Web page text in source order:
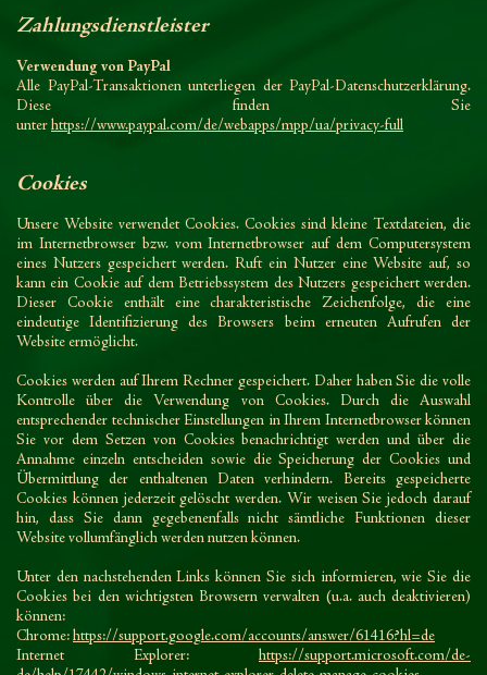
Zahlungsdienstleister
Verwendung von PayPal
Alle PayPal-Transaktionen unterliegen der PayPal-Datenschutzerklärung.
Diese finden Sie
unter https://www.paypal.com/de/webapps/mpp/ua/privacy-full
Cookies
Unsere Website verwendet Cookies. Cookies sind kleine Textdateien, die
im Internetbrowser bzw. vom Internetbrowser auf dem Computersystem
eines Nutzers gespeichert werden. Ruft ein Nutzer eine Website auf, so
kann ein Cookie auf dem Betriebssystem des Nutzers gespeichert werden.
Dieser Cookie enthält eine charakteristische Zeichenfolge, die eine
eindeutige Identifizierung des Browsers beim erneuten Aufrufen der
Website ermöglicht.
Cookies werden auf Ihrem Rechner gespeichert. Daher haben Sie die volle
Kontrolle über die Verwendung von Cookies. Durch die Auswahl
entsprechender technischer Einstellungen in Ihrem Internetbrowser können
Sie vor dem Setzen von Cookies benachrichtigt werden und über die
Annahme einzeln entscheiden sowie die Speicherung der Cookies und
Übermittlung der enthaltenen Daten verhindern. Bereits gespeicherte
Cookies können jederzeit gelöscht werden. Wir weisen Sie jedoch darauf
hin, dass Sie dann gegebenenfalls nicht sämtliche Funktionen dieser
Website vollumfänglich werden nutzen können.
Unter den nachstehenden Links können Sie sich informieren, wie Sie die
Cookies bei den wichtigsten Browsern verwalten (u.a. auch deaktivieren)
können:
Chrome: https://support.google.com/accounts/answer/61416?hl=de
Internet Explorer: https://support.microsoft.com/de-